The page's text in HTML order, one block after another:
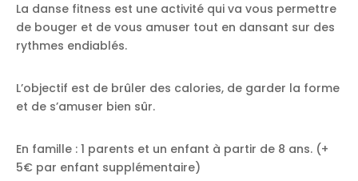
La danse fitness est une activité qui va vous permettre
de bouger et de vous amuser tout en dansant sur des
rythmes endiablés.
L’objectif est de brûler des calories, de garder la forme
et de s’amuser bien sûr.
En famille : 1 parents et un enfant à partir de 8 ans. (+
5€ par enfant supplémentaire)